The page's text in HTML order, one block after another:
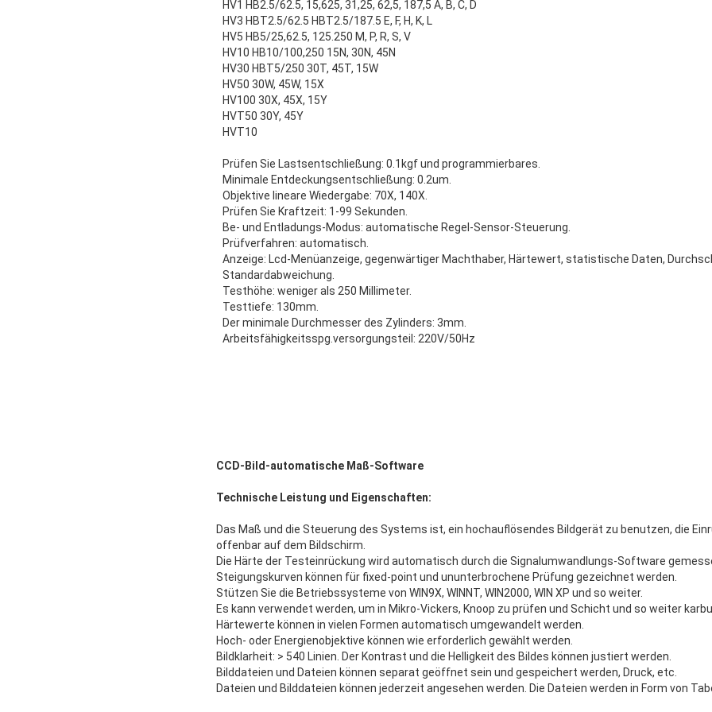
HV1 HB2.5/62.5, 15,625, 31,25, 62,5, 187,5 A, B, C, D
HV3 HBT2.5/62.5 HBT2.5/187.5 E, F, H, K, L
HV5 HB5/25,62.5, 125.250 M, P, R, S, V
HV10 HB10/100,250 15N, 30N, 45N
HV30 HBT5/250 30T, 45T, 15W
HV50 30W, 45W, 15X
HV100 30X, 45X, 15Y
HVT50 30Y, 45Y
HVT10
Prüfen Sie Lastsentschließung: 0.1kgf und programmierbares.
Minimale Entdeckungsentschließung: 0.2um.
Objektive lineare Wiedergabe: 70X, 140X.
Prüfen Sie Kraftzeit: 1-99 Sekunden.
Be- und Entladungs-Modus: automatische Regel-Sensor-Steuerung.
Prüfverfahren: automatisch.
Anzeige: Lcd-Menüanzeige, gegenwärtiger Machthaber, Härtewert, statistische Daten,
Standardabweichung.
Testhöhe: weniger als 250 Millimeter.
Testtiefe: 130mm.
Der minimale Durchmesser des Zylinders: 3mm.
Arbeitsfähigkeitsspg.versorgungsteil: 220V/50Hz
CCD-Bild-automatische Maß-Software
Technische Leistung und Eigenschaften:
Das Maß und die Steuerung des Systems ist, ein hochauflösendes Bildgerät zu benutzen, die
offenbar auf dem Bildschirm.
Die Härte der Testeinrückung wird automatisch durch die Signalumwandlungs-Software
Steigungskurven können für fixed-point und ununterbrochene Prüfung gezeichnet werden.
Stützen Sie die Betriebssysteme von WIN9X, WINNT, WIN2000, WIN XP und so weiter.
Es kann verwendet werden, um in Mikro-Vickers, Knoop zu prüfen und Schicht und so weiter
Härtewerte können in vielen Formen automatisch umgewandelt werden.
Hoch- oder Energienobjektive können wie erforderlich gewählt werden.
Bildklarheit: > 540 Linien. Der Kontrast und die Helligkeit des Bildes können justiert werden.
Bilddateien und Dateien können separat geöffnet sein und gespeichert werden, Druck, etc.
Dateien und Bilddateien können jederzeit angesehen werden. Die Dateien werden in Form von